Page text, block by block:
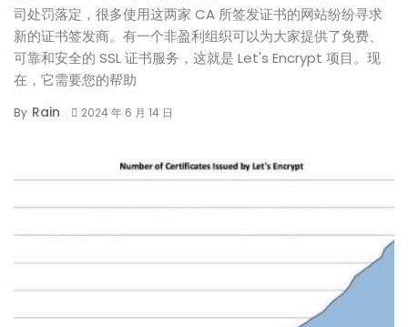
司处罚落定，很多使用这两家 CA 所签发证书的网站纷纷寻求
新的证书签发商。有一个非盈利组织可以为大家提供了免费、
可靠和安全的 SSL 证书服务，这就是 Let's Encrypt 项目。现
在，它需要您的帮助
By Rain 2024 年 6 月 14 日